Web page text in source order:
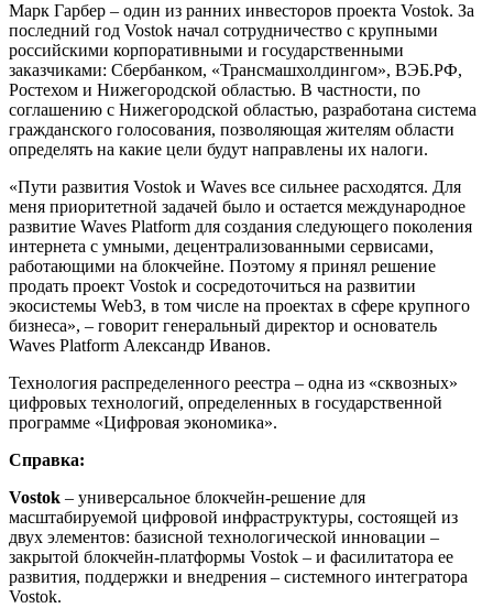
Марк Гарбер – один из ранних инвесторов проекта Vostok. За
последний год Vostok начал сотрудничество с крупными
российскими корпоративными и государственными
заказчиками: Сбербанком, «Трансмашхолдингом», ВЭБ.РФ,
Ростехом и Нижегородской областью. В частности, по
соглашению с Нижегородской областью, разработана система
гражданского голосования, позволяющая жителям области
определять на какие цели будут направлены их налоги.
«Пути развития Vostok и Waves все сильнее расходятся. Для
меня приоритетной задачей было и остается международное
развитие Waves Platform для создания следующего поколения
интернета с умными, децентрализованными сервисами,
работающими на блокчейне. Поэтому я принял решение
продать проект Vostok и сосредоточиться на развитии
экосистемы Web3, в том числе на проектах в сфере крупного
бизнеса», – говорит генеральный директор и основатель
Waves Platform Александр Иванов.
Технология распределенного реестра – одна из «сквозных»
цифровых технологий, определенных в государственной
программе «Цифровая экономика».
Справка:
Vostok – универсальное блокчейн-решение для
масштабируемой цифровой инфраструктуры, состоящей из
двух элементов: базисной технологической инновации –
закрытой блокчейн-платформы Vostok – и фасилитатора ее
развития, поддержки и внедрения – системного интегратора
Vostok.